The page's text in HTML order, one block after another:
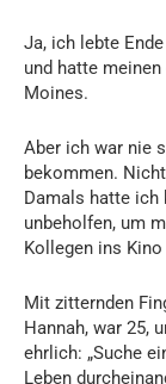
Ja, ich lebte
und hatte
Moines.
Aber ich war nie
bekommen.
Damals hatte ich
unbeholfen, um
Kollegen ins Kino
Mit zitternden
Hannah, war 25,
ehrlich: „Suche
Leben